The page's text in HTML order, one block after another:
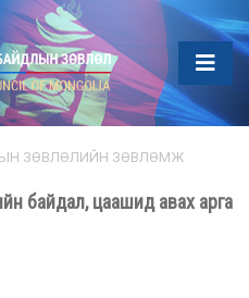
ЗӨВЛӨЛИЙН ЗӨВЛӨМЖ
байдал, цаашид авах арга